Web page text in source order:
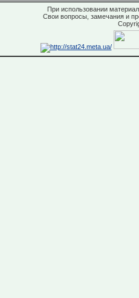
При использовании
Свои вопросы, замечания и